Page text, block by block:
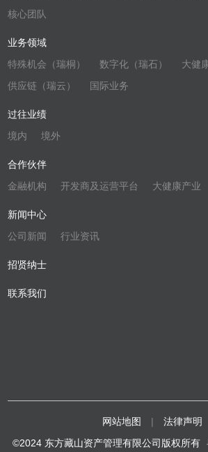
核心团队
业务领域
特殊机会（瑞桐）
数字化（瑞石）
大健
供应链（瑞云）
国际业务
过往业绩
境内
境外
合作伙伴
金融机构
开发商及运营平台 大健康产业
新闻中心
公司新闻
行业资讯
招贤纳士
联系我们
网站地图 |
法律声明
©2024 东方藏山资产管理有限公司版权所有